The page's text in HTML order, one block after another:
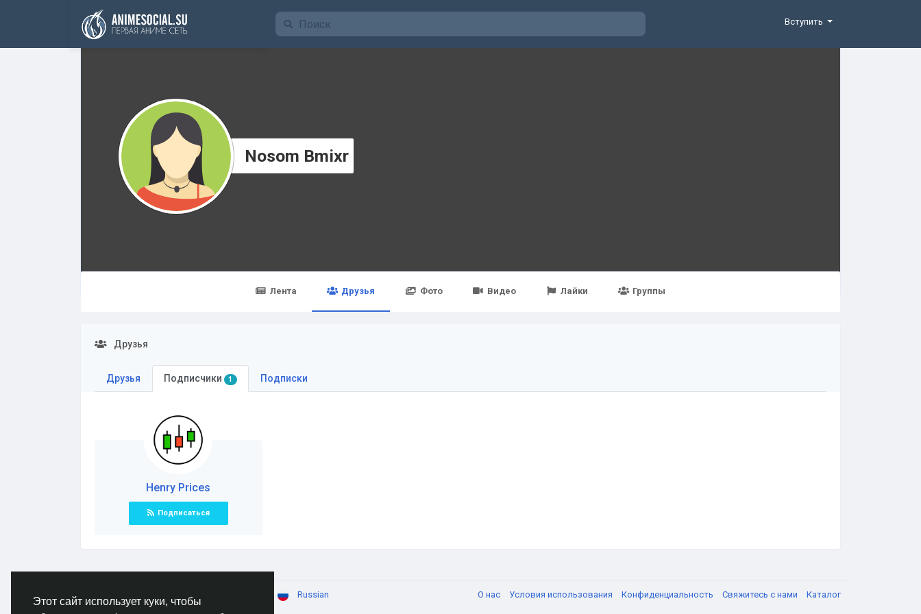
Этот сайт использует куки, чтобы
Funding
Вступить
Nosom Bmixr
Лента Друзья Фото Видео Лайки Группы
Друзья
Друзья Подписчики 1 Подписки
Henry Prices
Подписаться
© 2026 AnimeSocial.SU - Первая аниме сеть! Russian О нас Условия использования Конфиденциальность Свяжитесь с нами Каталог